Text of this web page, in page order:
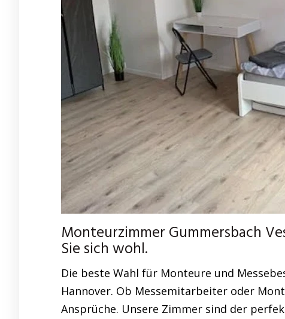
Monteurzimmer Gummersbach
Sie sich wohl.
Die beste Wahl für Monteure und
Hannover. Ob Messemitarbeiter oder
Ansprüche. Unsere Zimmer sind der